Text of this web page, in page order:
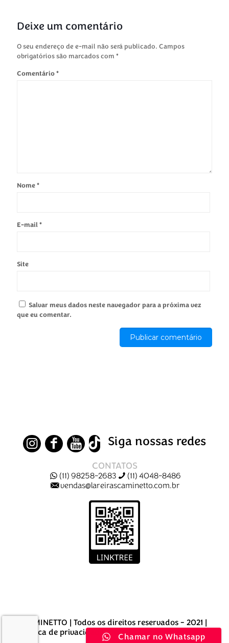
Deixe um comentário
O seu endereço de e-mail não será publicado. Campos
obrigatórios são marcados com *
Comentário*
Nome*
E-mail*
Site
Salvar meus dados neste navegador para a próxima vez
que eu comentar.
Siga nossas redes
CONTATOS
(11) 98258-2683
(11) 4048-8486
vendas@lareirascaminetto.com.br
CAMINETTO | Todos os direitos reservados - 2021 |
Política de privacidade. Desenvolvimento:Marítima
Chamar no Whatsapp